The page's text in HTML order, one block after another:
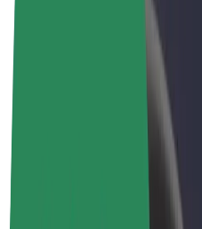
© 2026 Bolt Technology OÜ